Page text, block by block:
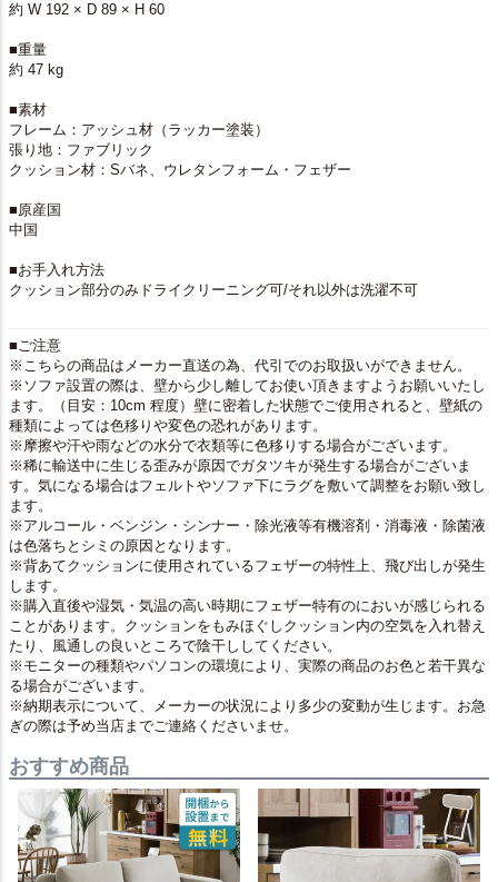
約 W 192 × D 89 × H 60
■重量
約 47 kg
■素材
フレーム：アッシュ材（ラッカー塗装）
張り地：ファブリック
クッション材：Sバネ、ウレタンフォーム・フェザー
■原産国
中国
■お手入れ方法
クッション部分のみドライクリーニング可/それ以外は洗濯不可
■ご注意
※こちらの商品はメーカー直送の為、代引でのお取扱いができません。
※ソファ設置の際は、壁から少し離してお使い頂きますようお願いいたし
ます。（目安：10cm 程度）壁に密着した状態でご使用されると、壁紙の
種類によっては色移りや変色の恐れがあります。
※摩擦や汗や雨などの水分で衣類等に色移りする場合がございます。
※稀に輸送中に生じる歪みが原因でガタツキが発生する場合がございま
す。気になる場合はフェルトやソファ下にラグを敷いて調整をお願い致し
ます。
※アルコール・ベンジン・シンナー・除光液等有機溶剤・消毒液・除菌液
は色落ちとシミの原因となります。
※背あてクッションに使用されているフェザーの特性上、飛び出しが発生
します。
※購入直後や湿気・気温の高い時期にフェザー特有のにおいが感じられる
ことがあります。クッションをもみほぐしクッション内の空気を入れ替え
たり、風通しの良いところで陰干ししてください。
※モニターの種類やパソコンの環境により、実際の商品のお色と若干異な
る場合がございます。
※納期表示について、メーカーの状況により多少の変動が生じます。お急
ぎの際は予め当店までご連絡くださいませ。
おすすめ商品